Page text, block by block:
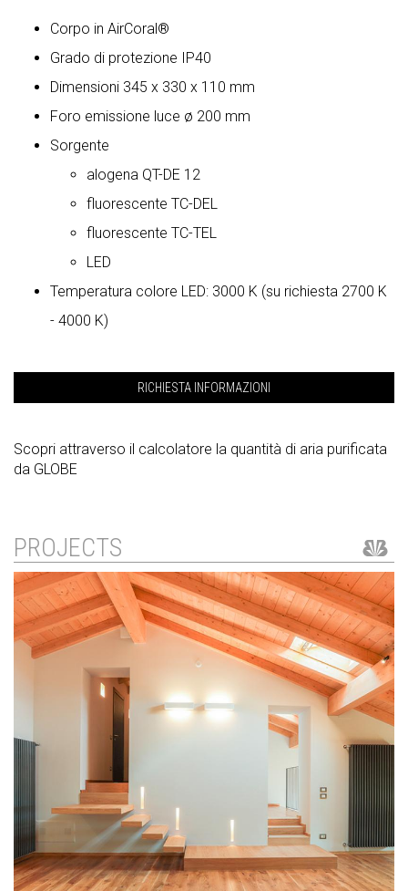
Corpo in AirCoral®
Grado di protezione IP40
Dimensioni 345 x 330 x 110 mm
Foro emissione luce ø 200 mm
Sorgente
alogena QT-DE 12
fluorescente TC-DEL
fluorescente TC-TEL
LED
Temperatura colore LED: 3000 K (su richiesta 2700 K
- 4000 K)
RICHIESTA INFORMAZIONI
Scopri attraverso il calcolatore la quantità di aria purificata
da GLOBE
PROJECTS